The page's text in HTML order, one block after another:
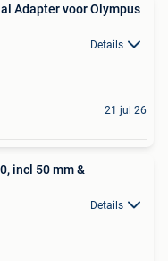
voor Olympus
Details
21 jul 26
&
Details